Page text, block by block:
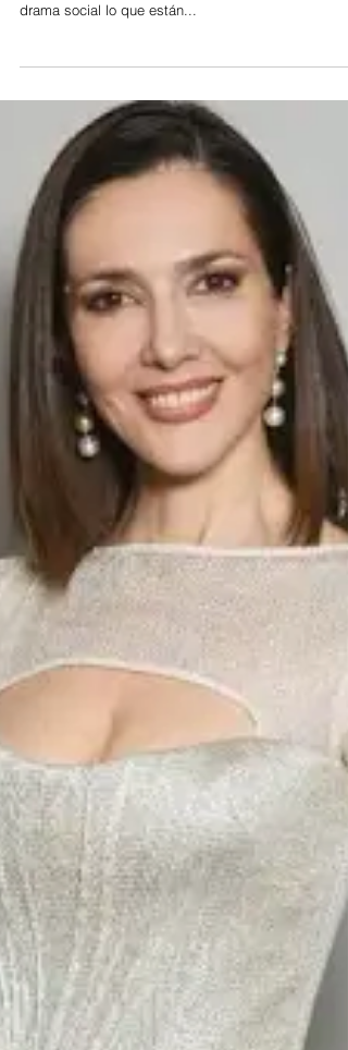
Milei llegó al Bajo
Boulogne y los vecinos se
acuerdan de su madre
Tarifazos, robos e indigencia callejera tiene a
a la comunidad No es angustia, es un verdadero
drama social lo que están...